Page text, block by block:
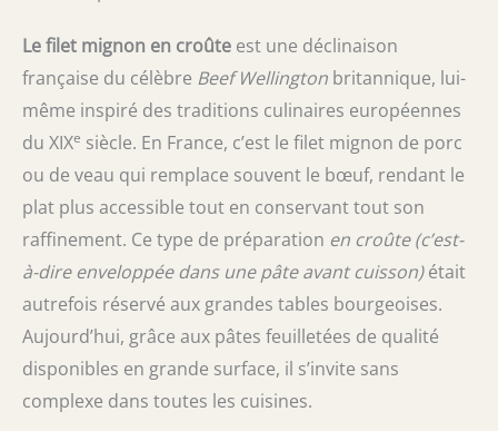
Le filet mignon en croûte est une déclinaison
française du célèbre Beef Wellington britannique, lui-
même inspiré des traditions culinaires européennes
du XIXe siècle. En France, c’est le filet mignon de porc
ou de veau qui remplace souvent le bœuf, rendant le
plat plus accessible tout en conservant tout son
raffinement. Ce type de préparation en croûte (c’est-
à-dire enveloppée dans une pâte avant cuisson)était
autrefois réservé aux grandes tables bourgeoises.
Aujourd’hui, grâce aux pâtes feuilletées de qualité
disponibles en grande surface, il s’invite sans
complexe dans toutes les cuisines.